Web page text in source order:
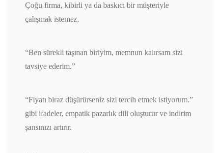
Çoğu firma, kibirli ya da baskıcı bir müşteriyle
çalışmak istemez.
“Ben sürekli taşınan biriyim, memnun kalırsam sizi
tavsiye ederim.”
“Fiyatı biraz düşürürseniz sizi tercih etmek istiyorum.”
gibi ifadeler, empatik pazarlık dili oluşturur ve indirim
şansınızı artırır.